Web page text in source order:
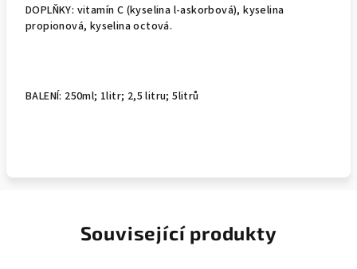
DOPLŇKY: vitamín C (kyselina l-askorbová), kyselina
propionová, kyselina octová.
BALENÍ: 250ml; 1litr; 2,5 litru; 5litrů
Související produkty